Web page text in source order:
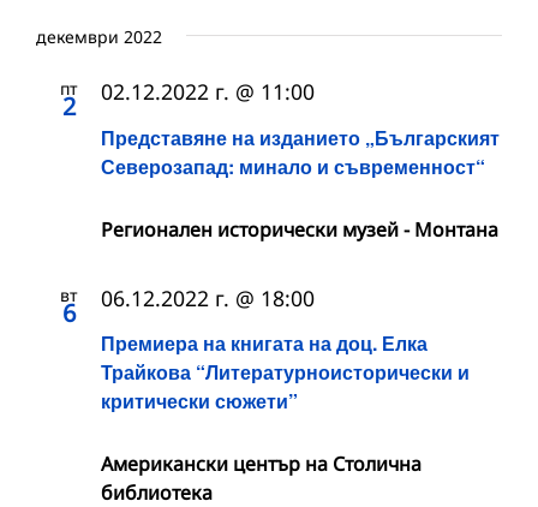
декември 2022
пт
2
Представяне на изданието „Българският
Северозапад: минало и съвременност“
02.12.2022 г. @ 11:00
Регионален исторически музей - Монтана
вт
6
Премиера на книгата на доц. Елка
Трайкова “Литературноисторически и
критически сюжети”
06.12.2022 г. @ 18:00
Американски център на Столична
библиотека